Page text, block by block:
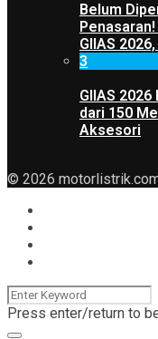
Belum
GIIAS
3
GIIAS
dari 150
Aksesori
© 2026
Press enter/return to